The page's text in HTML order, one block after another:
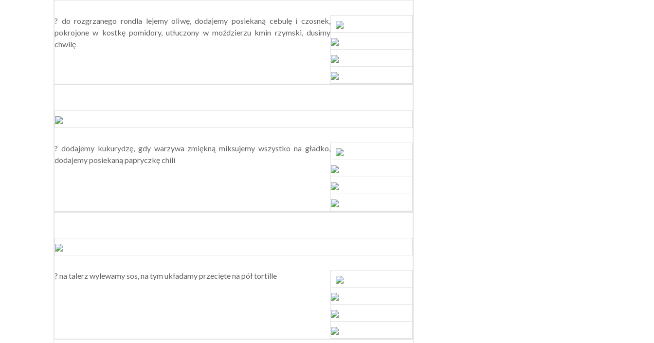
? do rozgrzanego rondla lejemy oliwę, dodajemy posiekaną cebulę i czosnek,
pokrojone w kostkę pomidory, utłuczony w moździerzu kmin rzymski, dusimy
chwilę
? dodajemy kukurydzę, gdy warzywa zmiękną miksujemy wszystko na gładko,
dodajemy posiekaną papryczkę chili
? na talerz wylewamy sos, na tym układamy przecięte na pół tortille